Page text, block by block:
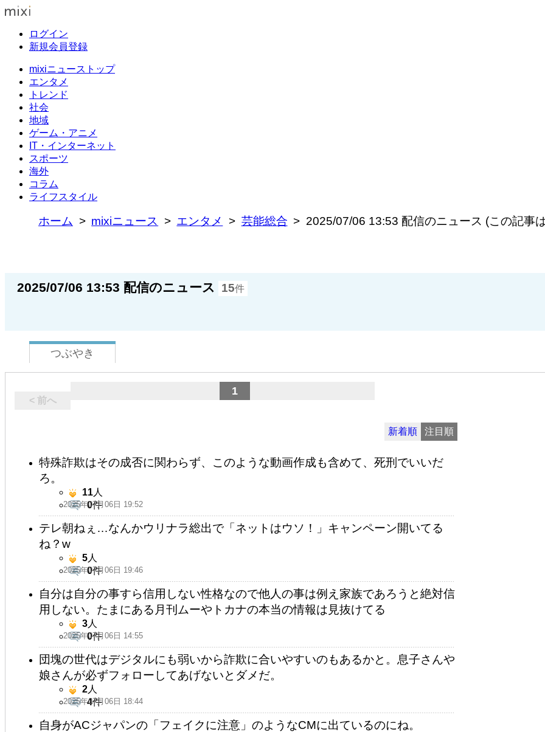
ログイン
新規会員登録
mixiニューストップ
エンタメ
トレンド
社会
地域
ゲーム・アニメ
IT・インターネット
スポーツ
海外
コラム
ライフスタイル
ホーム mixiニュース エンタメ 芸能総合 2025/07/06 13:53 配信のニュース (この記事
2025/07/06 13:53 配信のニュース 15件
つぶやき
< 前へ
1
新着順 注目順
特殊詐欺はその成否に関わらず、このような動画作成も含めて、死刑でいいだ
ろ。
2025年07月06日 19:52
11人
0件
テレ朝ねぇ…なんかウリナラ総出で「ネットはウソ！」キャンペーン開いてる
ね？w
2025年07月06日 19:46
5人
0件
自分は自分の事すら信用しない性格なので他人の事は例え家族であろうと絶対信
用しない。たまにある月刊ムーやトカナの本当の情報は見抜けてる
2025年07月06日 14:55
3人
0件
団塊の世代はデジタルにも弱いから詐欺に合いやすいのもあるかと。息子さんや
娘さんが必ずフォローしてあげないとダメだ。
2025年07月06日 18:44
2人
4件
自身がACジャパンの「フェイクに注意」のようなCMに出ているのにね。